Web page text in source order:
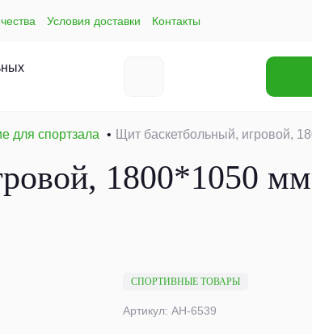
Условия доставки Контакты
для спортзала Щит баскетбольный, игровой,
1800*1050
СПОРТИВНЫЕ ТОВАРЫ
Артикул: АН-6539